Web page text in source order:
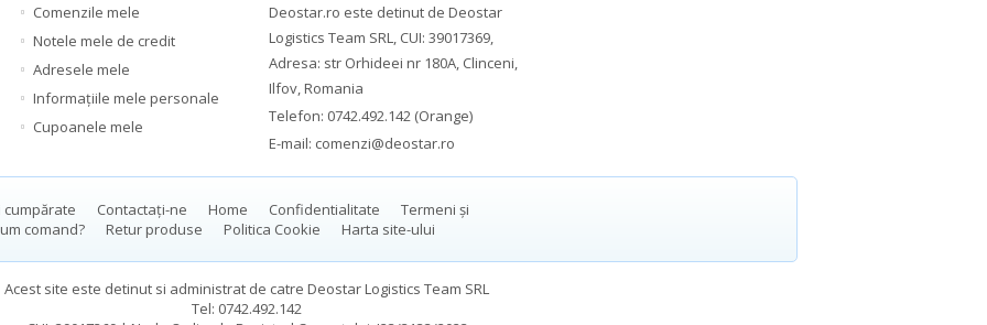
Comenzile mele
Notele mele de credit
Adresele mele
Informaţiile mele personale
Cupoanele mele
Deostar.ro este detinut de Deostar
Logistics Team SRL, CUI: 39017369,
Adresa: str Orhideei nr 180A, Clinceni,
Ilfov, Romania
Telefon: 0742.492.142 (Orange)
E-mail: comenzi@deostar.ro
cumpărate Contactați-ne Home Confidentialitate
Termeni și
comand? Retur produse Politica Cookie Harta site-ului
Acest site este detinut si administrat de catre Deostar Logistics Team SRL
Tel: 0742.492.142